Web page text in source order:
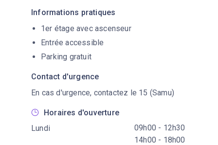
Parking gratuit
Entrée accessible
1er étage avec ascenseur
Contact d'urgence
Informations pratiques
En cas d'urgence, contactez le 15 (Samu)
14h00 - 18h00
09h00 - 12h30
Lundi
Horaires d'ouverture